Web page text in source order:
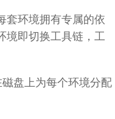
套环境拥有专属的依
境即切换工具链，工
盘上为每个环境分配